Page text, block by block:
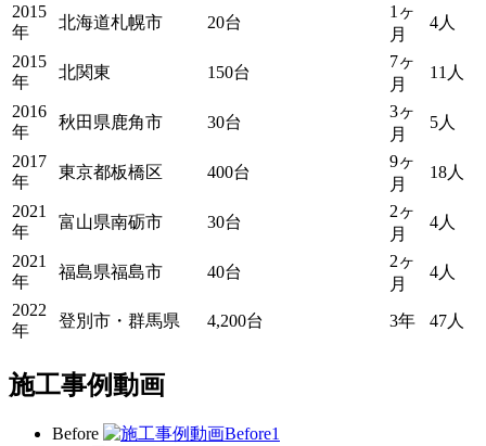
2015
年
北海道札幌市 20台
1ヶ
月
4人
2015
年
北関東 150台
7ヶ
月
11人
2016
年
秋田県鹿角市 30台
3ヶ
月
5人
2017
年
東京都板橋区 400台
9ヶ
月
18人
2021
年
富山県南砺市 30台
2ヶ
月
4人
2021
年
福島県福島市 40台
2ヶ
月
4人
2022
年
登別市・群馬県 4,200台 3年 47人
施工事例動画
Before